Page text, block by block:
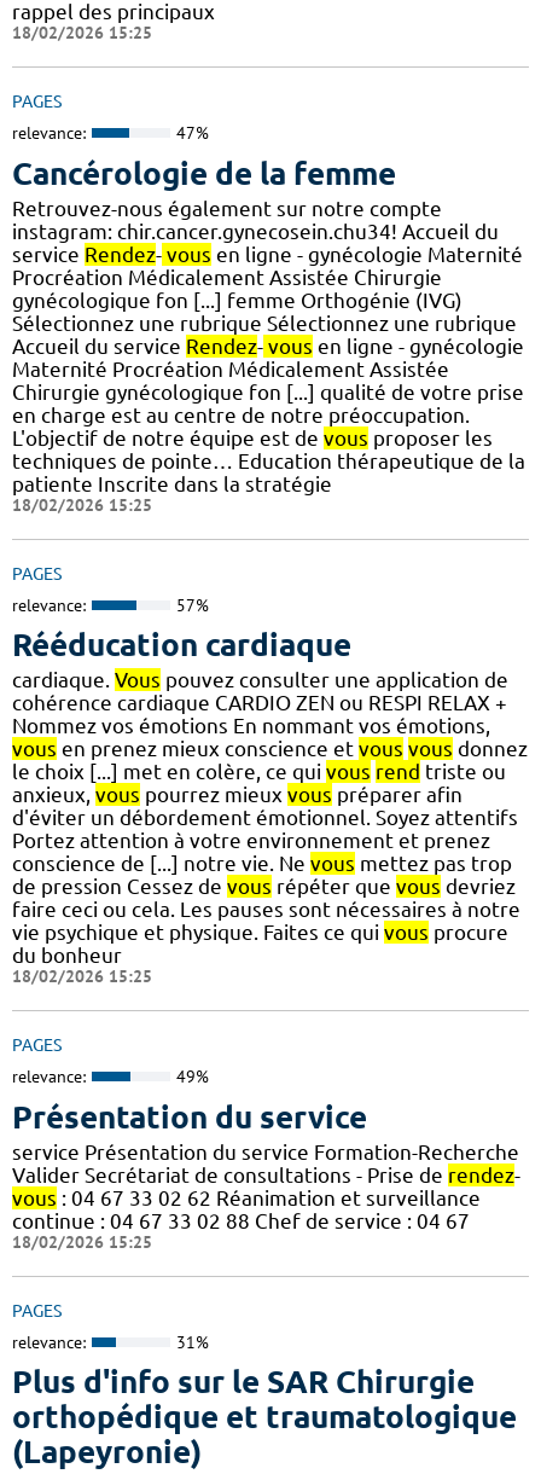
rappel des principaux
18/02/2026 15:25
PAGES
relevance: 47%
Cancérologie de la femme
Retrouvez-nous également sur notre compte
instagram: chir.cancer.gynecosein.chu34! Accueil du
service Rendez- vous en ligne - gynécologie Maternité
Procréation Médicalement Assistée Chirurgie
gynécologique fon [...] femme Orthogénie (IVG)
Sélectionnez une rubrique Sélectionnez une rubrique
Accueil du service Rendez- vous en ligne - gynécologie
Maternité Procréation Médicalement Assistée
Chirurgie gynécologique fon [...] qualité de votre prise
en charge est au centre de notre préoccupation.
L'objectif de notre équipe est de vous proposer les
techniques de pointe… Education thérapeutique de la
patiente Inscrite dans la stratégie
18/02/2026 15:25
PAGES
relevance: 57%
Rééducation cardiaque
cardiaque. Vous pouvez consulter une application de
cohérence cardiaque CARDIO ZEN ou RESPI RELAX +
Nommez vos émotions En nommant vos émotions,
vous en prenez mieux conscience et vous vous donnez
le choix [...] met en colère, ce qui vous rend triste ou
anxieux, vous pourrez mieux vous préparer afin
d'éviter un débordement émotionnel. Soyez attentifs
Portez attention à votre environnement et prenez
conscience de [...] notre vie. Ne vous mettez pas trop
de pression Cessez de vous répéter que vous devriez
faire ceci ou cela. Les pauses sont nécessaires à notre
vie psychique et physique. Faites ce qui vous procure
du bonheur
18/02/2026 15:25
PAGES
relevance: 49%
Présentation du service
service Présentation du service Formation-Recherche
Valider Secrétariat de consultations - Prise de rendez-
vous : 04 67 33 02 62 Réanimation et surveillance
continue : 04 67 33 02 88 Chef de service : 04 67
18/02/2026 15:25
PAGES
relevance: 31%
Plus d'info sur le SAR Chirurgie
orthopédique et traumatologique
(Lapeyronie)